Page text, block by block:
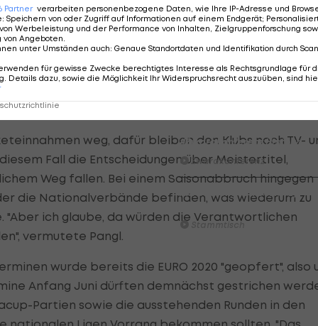
Fußball - ADMIRAL 2. Liga
Alexander Joppich erzielt
Tor der 1. Runde
Hüttengaudi
#Zwarakonferenz History
Zwarakonferenz
Am Stammtisch bei Andy
Ogris: Christopher Knett
möglich ist. "Das wäre sicher nicht ideal, aber
mit allen Konsequenzen vorstellt, wird, so glaube ich,
es nicht anders geht."
Meisterschaften
weg, dafür bleiben den Klubs noch TV-
Fall die Entscheidungen über Meistertitel,
Weg fallen. Bei einem Saisonabbruch hingegen
die Nationalverbände befinden, was wiederum zu
ich glaube, da würden die Verantwortlichen
vermutete Pangl.
wurde bereits die EURO 2020 "geopfert", also
Anfang Juni dürften demnächst gestrichen
Partien sowie die ausstehenden Runden in den
Partner verarbeiten personenbezogene Daten, wie Ihre IP-Adresse und
: Speichern von oder Zugriff auf Informationen auf einem Endgerät;
Werbeleistung und der Performance von Inhalten, Zielgruppenforschung
von Angeboten
unter Umständen auch: Genaue Standortdaten und Identifikation durch
für gewisse Zwecke berechtigtes Interesse als Rechtsgrundlage für
Details dazu, sowie die Möglichkeit Ihr Widerspruchsrecht auszuüben, sind